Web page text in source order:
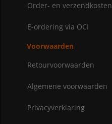
Order- en verzendkosten
E-ordering via OCI
Voorwaarden
Retourvoorwaarden
Algemene voorwaarden
Privacyverklaring